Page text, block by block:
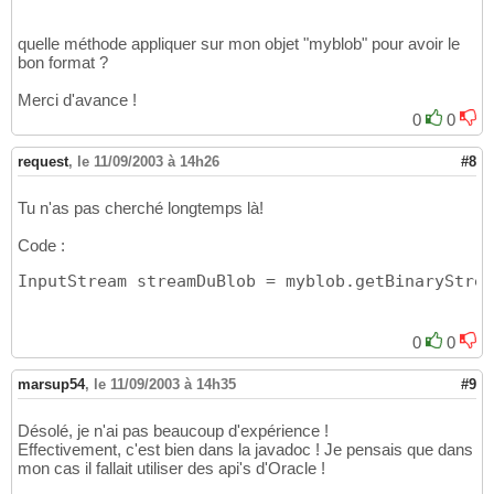
120
121
123
125
126
128
130
132
136
137
138
rtx=text/richtext
rtf=text/rtf
sgm=text/sgm
wml=text/vnd.wap.xml
wmls=text/vnd.wap.wmlscript
xml=text/xml
mpe=video/mpeg
avi=video/x-msvideo
movie=video/x-sgi-movie
ice=xconference/x-cooltalk
quelle méthode appliquer sur mon objet "myblob" pour avoir le
bon format ?
Merci d'avance !
0
0
request, le 11/09/2003 à 14h26 #8
Tu n'as pas cherché longtemps là!
Code :
InputStream streamDuBlob =
0 0
marsup54, le 11/09/2003 à 14h35 #9
Désolé, je n'ai pas beaucoup d'expérience !
Effectivement, c'est bien dans la javadoc ! Je pensais que dans
mon cas il fallait utiliser des api's d'Oracle !